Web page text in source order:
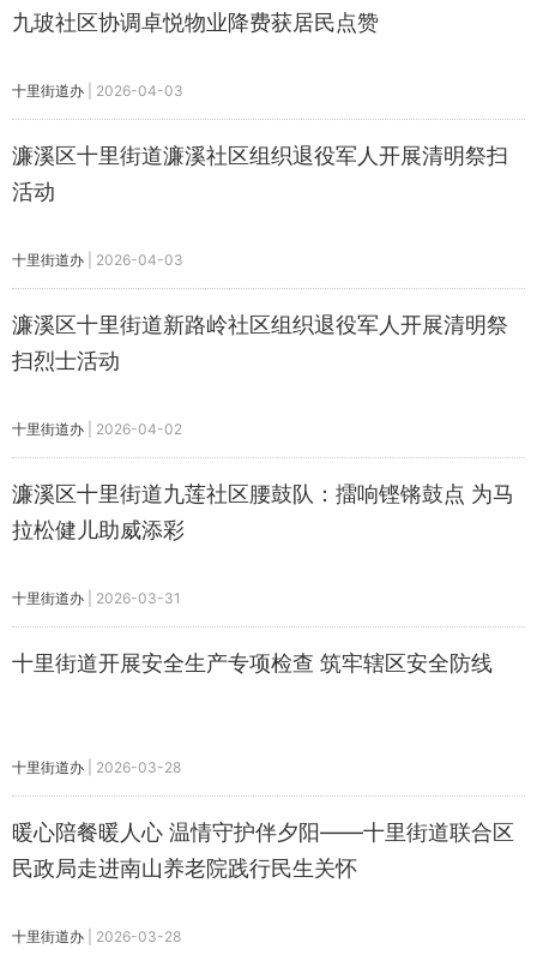
九玻社区协调卓悦物业降费获居民点赞
十里街道办 2026-04-03
濂溪区十里街道濂溪社区组织退役军人开展清明祭扫
活动
十里街道办 2026-04-03
濂溪区十里街道新路岭社区组织退役军人开展清明祭
扫烈士活动
十里街道办 2026-04-02
濂溪区十里街道九莲社区腰鼓队：擂响铿锵鼓点 为马
拉松健儿助威添彩
十里街道办 2026-03-31
十里街道开展安全生产专项检查 筑牢辖区安全防线
十里街道办 2026-03-28
暖心陪餐暖人心 温情守护伴夕阳——十里街道联合区
民政局走进南山养老院践行民生关怀
十里街道办 2026-03-28